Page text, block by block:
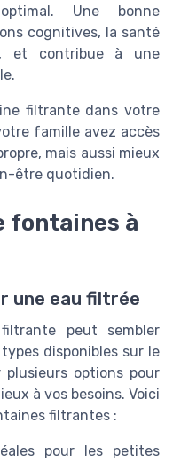
Une bonne
cognitives, la santé
et contribue à une
filtrante dans votre
famille avez accès
mais aussi mieux
être quotidien.
fontaines à
une eau filtrée
peut sembler
disponibles sur le
options pour
à vos besoins. Voici
filtrantes :
pour les petites